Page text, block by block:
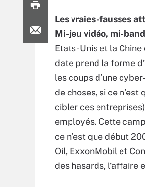
Les vraies-fausses
Mi-jeu vidéo, mi-
Etats-Unis et la Chine
date prend la forme
les coups d’une
de choses, si ce
cibler ces
employés. Cette
ce n’est que début
Oil, ExxonMobil et
des hasards, l’affaire